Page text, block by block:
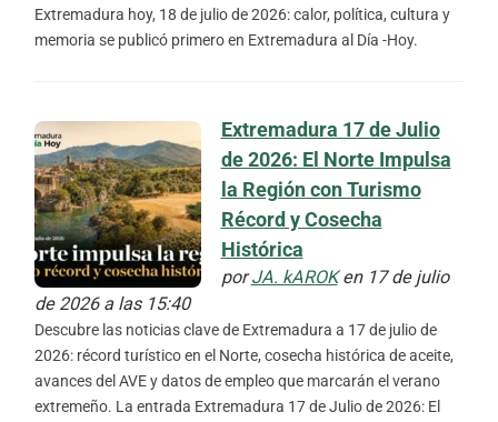
Extremadura hoy, 18 de julio de 2026: calor, política, cultura y
memoria se publicó primero en Extremadura al Día -Hoy.
Extremadura 17 de Julio
de 2026: El Norte Impulsa
la Región con Turismo
Récord y Cosecha
Histórica
porJA. kAROKen 17 de julio
de 2026 a las 15:40
Descubre las noticias clave de Extremadura a 17 de julio de
2026: récord turístico en el Norte, cosecha histórica de aceite,
avances del AVE y datos de empleo que marcarán el verano
extremeño. La entrada Extremadura 17 de Julio de 2026: El